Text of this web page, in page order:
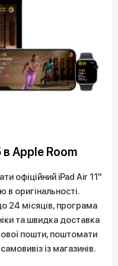
Apple Room
офіційний iPad Air 11"
в оригінальності.
24 місяців, програма
та швидка доставка
пошти, поштомати
із магазинів.